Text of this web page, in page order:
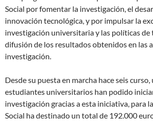
Social por fomentar la investigación, el
innovación tecnológica, y por impulsar la
investigación universitaria y las políticas de
difusión de los resultados obtenidos en las
investigación.
Desde su puesta en marcha hace seis
estudiantes universitarios han podido
investigación gracias a esta iniciativa, para
Social ha destinado un total de 192.000